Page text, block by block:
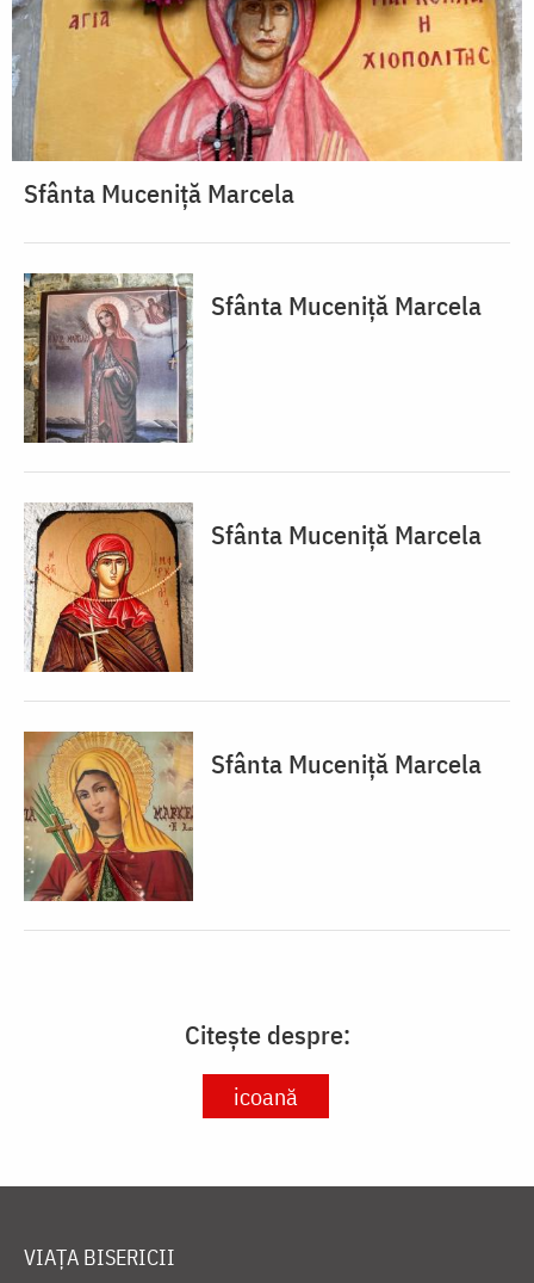
Sfânta Muceniță Marcela
Sfânta Muceniță Marcela
Sfânta Muceniță Marcela
Sfânta Muceniță Marcela
Citește despre:
icoană
VIAȚA BISERICII